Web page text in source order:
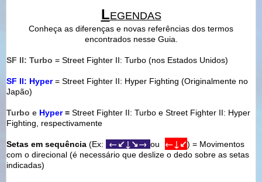
LEGENDAS
Conheça as diferenças e novas referências dos termos
encontrados nesse Guia.
SF II: Turbo = Street Fighter II: Turbo (nos Estados Unidos)
SF II: Hyper= Street Fighter II: Hyper Fighting (Originalmente no
Japão)
Turbo e Hyper= Street Fighter II: Turbo e Street Fighter II: Hyper
Fighting, respectivamente
Setas em sequência (Ex: ←↙↓↘→ou ←↓↙) = Movimentos
com o direcional (é necessário que deslize o dedo sobre as setas
indicadas)